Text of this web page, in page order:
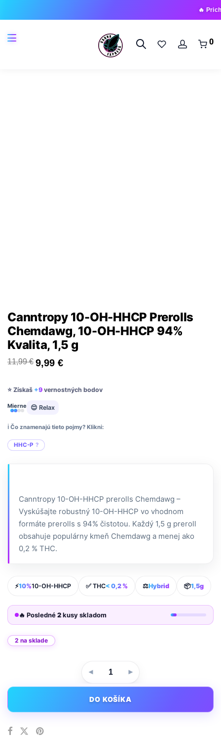
🔥 Prichádza
0
Canntropy 10-OH-HHCP Prerolls
Chemdawg, 10-OH-HHCP 94%
Kvalita, 1,5 g
11,99€ 9,99 €
⭐ Získaš +9 vernostných bodov
Mierne 😌 Relax
ℹ️ Čo znamenajú tieto pojmy? Klikni:
HHC-P
Canntropy 10-OH-HHCP prerolls Chemdawg –
Vyskúšajte robustný 10-OH-HHCP vo vhodnom
formáte prerolls s 94% čistotou. Každý 1,5 g preroll
obsahuje populárny kmeň Chemdawg a menej ako
0,2 % THC.
⚡10%10-OH-HHCP ✅ THC< 0,2 % ⚖️Hybrid 📦1,5g
🔥 Posledné2kusy skladom
2 na sklade
DO KOŠÍKA